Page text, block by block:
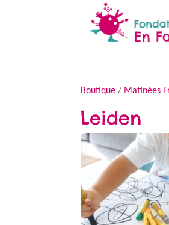
Boutique / Matinées
Leiden